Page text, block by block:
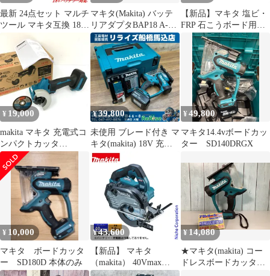
最新 24点セット マルチ
ツール マキタ互換 18V
機能ツール 工具 コード
レス OIS規格 金属 木材
カット 研磨 剥離1123
マキタ(Makita) バッテ
リアダプタBAP18 A-
65165
【新品】マキタ 塩ビ・
FRP 石こうボード用ホ
イール A-74407／磁器
タイル用ダイヤモンド
ホイール A-74398 2点セ
ット
¥ 19,000
makita マキタ 充電式コ
ンパクトカッタ
MC300DZ 18V 76ｍｍ
バッテリ・充電器別売
石こうボード 切断 コー
ドレス 電動工具 未使用
★ DT1547
¥39,800
未使用 ブレード付き マ
キタ(makita) 18V 充電
式ボードカッター
SD180DRG A-60034
【中古】【船橋馬込
店】
¥49,800
マキタ14.4vボードカッ
ター SD140DRGX
¥ 10,000
マキタ ボードカッタ
ー SD180D 本体のみ
¥43,600
【新品】 マキタ
（makita） 40Vmax
150mm充電式チップソ
¥14,080
★マキタ(makita) コー
ドレスボードカッタ